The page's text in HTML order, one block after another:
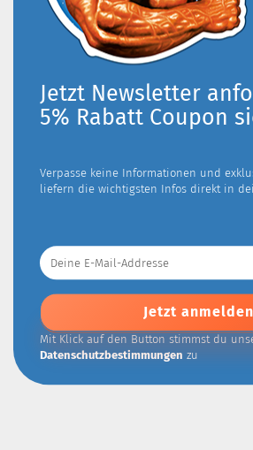
Jetzt Newsletter
5% Rabatt Coupon
Verpasse keine Informationen und
liefern die wichtigsten Infos direkt in
Deine
E-
Mail-
Addresse
Mit Klick auf den Button stimmst du
Datenschutzbestimmungen zu